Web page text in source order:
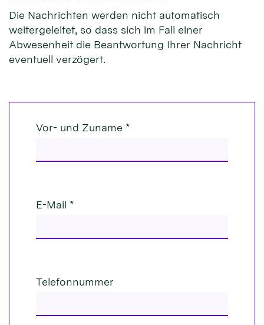
Die Nachrichten werden nicht automatisch
weitergeleitet, so dass sich im Fall einer
Abwesenheit die Beantwortung Ihrer Nachricht
eventuell verzögert.
Vor- und Zuname *
E-Mail *
Telefonnummer